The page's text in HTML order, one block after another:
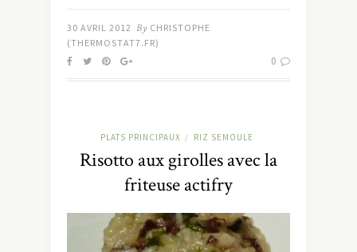
30 AVRIL 2012 By CHRISTOPHE
(THERMOSTAT7.FR)
0
PLATS PRINCIPAUX / RIZ SEMOULE
Risotto aux girolles avec la
friteuse actifry